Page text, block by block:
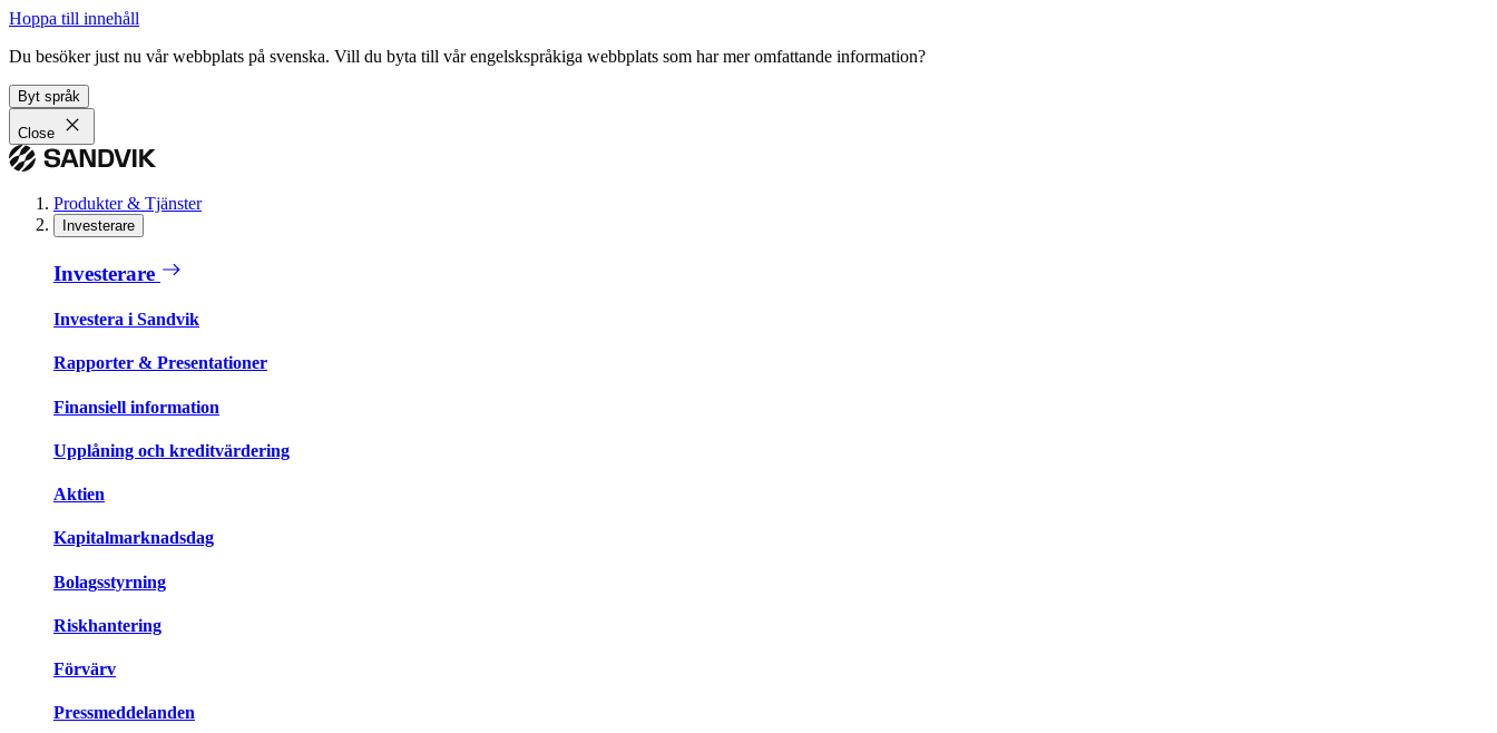
Hoppa till innehåll
Du besöker just nu vår webbplats på svenska. Vill du byta till vår engelskspråkiga webbplats som har mer omfattande information?
Byt språk
Close
Produkter & Tjänster
Investerare
Investerare
Investera i Sandvik
Rapporter & Presentationer
Finansiell information
Upplåning och kreditvärdering
Aktien
Kapitalmarknadsdag
Bolagsstyrning
Riskhantering
Förvärv
Pressmeddelanden